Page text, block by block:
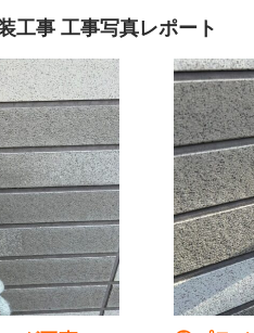
工事 工事写真レポート